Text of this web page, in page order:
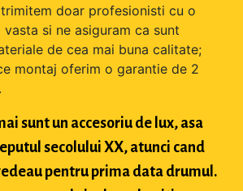
doar profesionisti cu o
si ne asiguram ca sunt
de cea mai buna calitate;
montaj oferim o garantie de 2
sunt un accesoriu de lux, asa
secolului XX, atunci cand
pentru prima data drumul.